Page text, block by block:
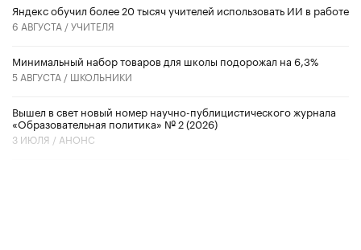
​Яндекс обучил более 20 тысяч учителей использовать ИИ в работе
6 АВГУСТА /УЧИТЕЛЯ
Минимальный набор товаров для школы подорожал на 6,3%
5 АВГУСТА / ШКОЛЬНИКИ
Вышел в свет новый номер научно-публицистического журнала
«Образовательная политика» № 2 (2026)
3 ИЮЛЯ / АНОНС